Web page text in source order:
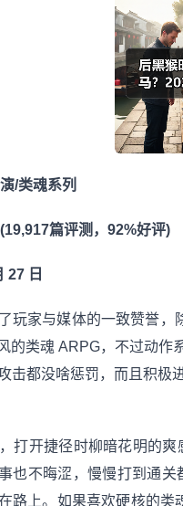
/类魂系列
篇评测，92%好评)
27 日
玩家与媒体的一致赞誉
的类魂 ARPG，不过动
击都没啥惩罚，而且积
打开捷径时柳暗花明的
也不晦涩，慢慢打到通
路上。如果喜欢硬核的类